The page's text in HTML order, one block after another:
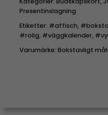
Presentinslagning
Etiketter: #affisch,
#rolig, #väggkalender,
Varumärke: Bokstavligt